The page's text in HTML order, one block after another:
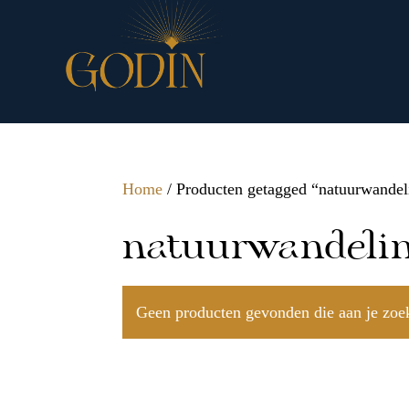
Home / Producten getagged
Geen producten gevonden die aan je